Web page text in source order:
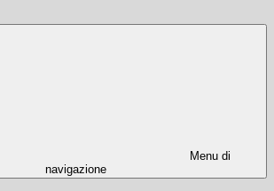
Menu di
navigazione